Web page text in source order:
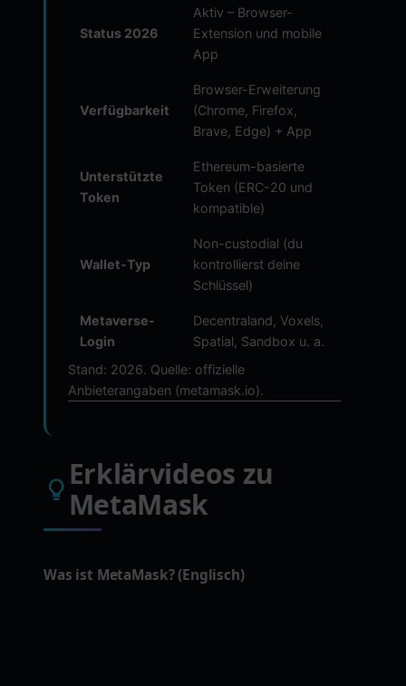
Status 2026
Aktiv – Browser-
Extension und mobile
App
Verfügbarkeit
Browser-Erweiterung
(Chrome, Firefox,
Brave, Edge) + App
Unterstützte
Token
Ethereum-basierte
Token (ERC-20 und
kompatible)
Wallet-Typ
Non-custodial (du
kontrollierst deine
Schlüssel)
Metaverse-
Login
Decentraland, Voxels,
Spatial, Sandbox u. a.
Stand: 2026. Quelle: offizielle
Anbieterangaben (metamask.io).
Erklärvideos zu
MetaMask
Was ist MetaMask? (Englisch)